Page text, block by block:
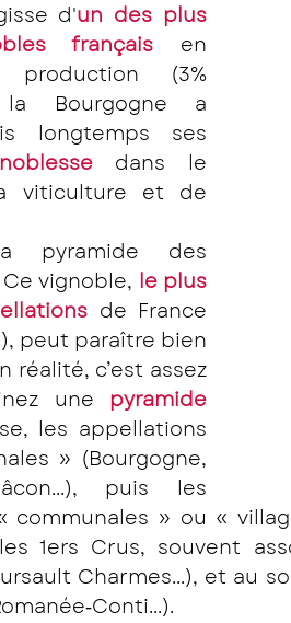
d'un des plus
français en
(3%
la Bourgogne a
longtemps ses
noblesse dans le
viticulture et de
pyramide des
vignoble, le plus
de France
peut paraître bien
réalité, c’est assez
une pyramide
les appellations
» (Bourgogne,
puis les
communales » ou «
1ers Crus, souvent
Charmes...), et au